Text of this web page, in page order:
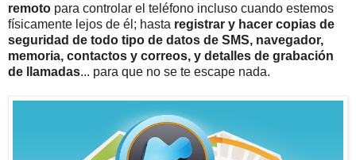
remoto para controlar el teléfono incluso cuando estemos
físicamente lejos de él; hasta registrar y hacer copias de
seguridad de todo tipo de datos de SMS, navegador,
memoria, contactos y correos, y detalles de grabación
de llamadas... para que no se te escape nada.